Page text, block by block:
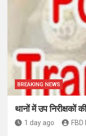
BREAKING NEWS
थानों में उप निरीक्षकों
1 day ago FBD